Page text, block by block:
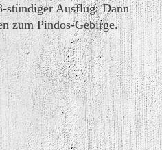
stündiger Ausflug. Dann
zum Pindos-Gebirge.